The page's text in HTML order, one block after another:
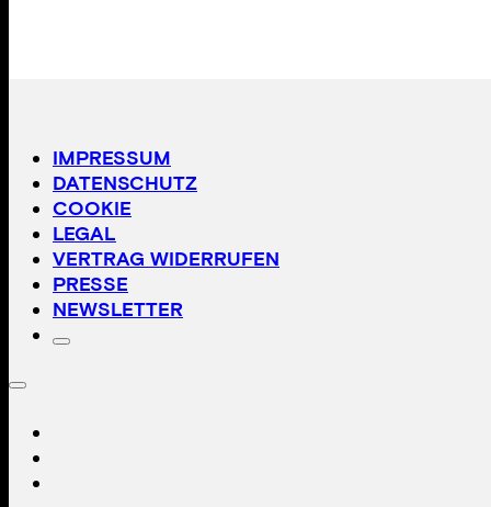
IMPRESSUM
DATENSCHUTZ
COOKIE
LEGAL
VERTRAG WIDERRUFEN
PRESSE
NEWSLETTER